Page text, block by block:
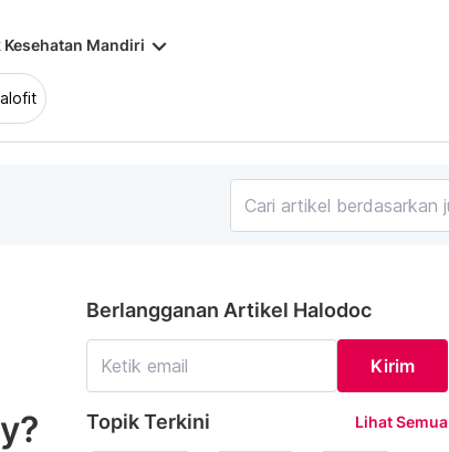
Kesehatan Mandiri keyboard_arrow_down
Berlangganan Artikel Halodoc
Kirim
Topik Terkini Lihat Semua